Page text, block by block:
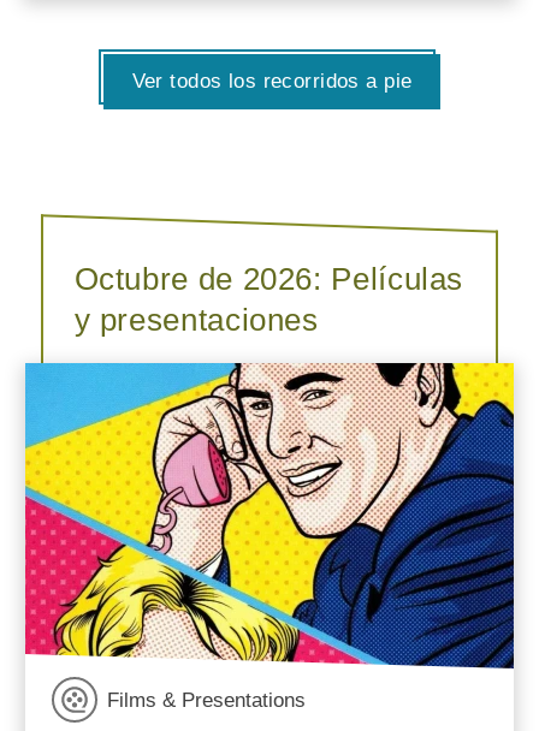
Ver todos los recorridos a pie
Octubre de 2026: Películas
y presentaciones
Films & Presentations